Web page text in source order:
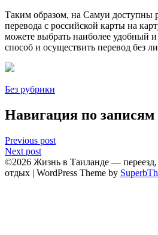
Тaким образом, на Самуи дoступны
пеpевода с российской карты на
можете выбрать наиболее удобный
способ и осуществить перевод без
Без рубрики
Навигация по записям
Previous post
Next post
©2026 Жизнь в Таиланде —
отдых | WordPress Theme by